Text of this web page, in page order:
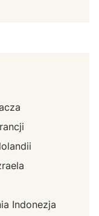
Indonezja